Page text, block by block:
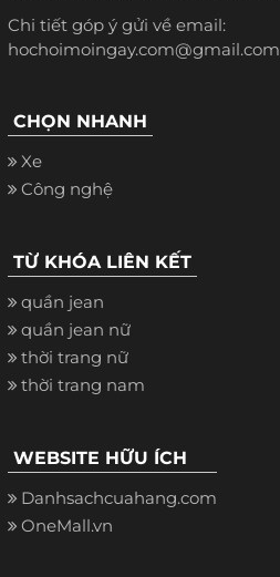
Chi tiết góp ý gửi về email:
hochoimoingay.com@gmail.com
CHỌN NHANH
Xe
Công nghệ
TỪ KHÓA LIÊN KẾT
quần jean
quần jean nữ
thời trang nữ
thời trang nam
WEBSITE HỮU ÍCH
Danhsachcuahang.com
OneMall.vn